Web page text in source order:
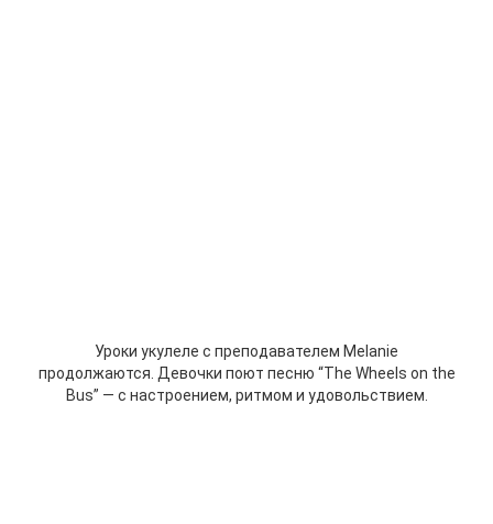
Уроки укулеле с преподавателем Melanie
продолжаются. Девочки поют песню “The Wheels on the
Bus” — с настроением, ритмом и удовольствием.